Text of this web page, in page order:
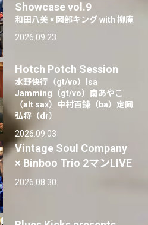
Showcase vol.9
和田八美 × 岡部キング with 柳庵
2026.09.23
Hotch Potch Session
水野快行（gt/vo）Isa
Jamming（gt/vo）南あやこ
（alt sax）中村百錬（ba）定岡
弘将（dr）
2026.09.03
Vintage Soul Company
× Binboo Trio 2マンLIVE
2026.08.30